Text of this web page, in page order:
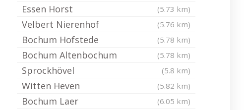
Essen Horst (5.73 km)
Velbert Nierenhof (5.76 km)
Bochum Hofstede (5.78 km)
Bochum Altenbochum (5.78 km)
Sprockhövel (5.8 km)
Witten Heven (5.82 km)
Bochum Laer (6.05 km)